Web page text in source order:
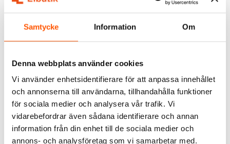
Samtycke Information Om
Denna webbplats använder cookies
Vi använder enhetsidentifierare för att anpassa innehållet
och annonserna till användarna, tillhandahålla funktioner
för sociala medier och analysera vår trafik. Vi
vidarebefordrar även sådana identifierare och annan
information från din enhet till de sociala medier och
annons- och analysföretag som vi samarbetar med.
Heatit Z-TRM3
Golvvärmetermostat
16A Z-Wave
1 749,00 kr -11%
LÄGG I VARUKORG
I webblager: 17 st
WiZ Fjärrkontroll WiFi
LÄGG I VARUKORG
I webblager: 11 st